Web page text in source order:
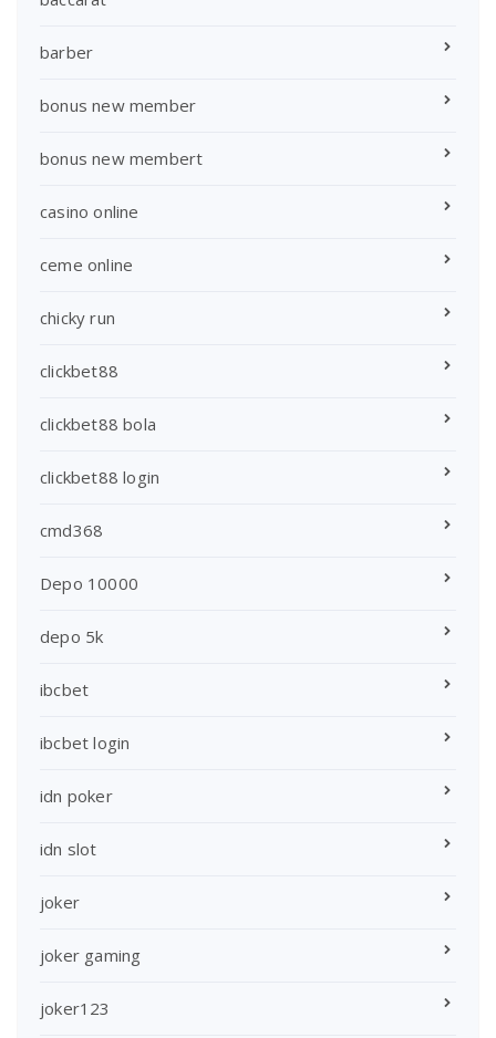
barber
bonus new member
bonus new membert
casino online
ceme online
chicky run
clickbet88
clickbet88 bola
clickbet88 login
cmd368
Depo 10000
depo 5k
ibcbet
ibcbet login
idn poker
idn slot
joker
joker gaming
joker123